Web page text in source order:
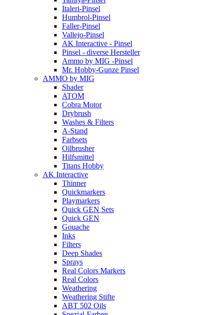
Italeri-Pinsel
Humbrol-Pinsel
Faller-Pinsel
Vallejo-Pinsel
AK Interactive - Pinsel
Pinsel - diverse Hersteller
Ammo by MIG -Pinsel
Mr. Hobby-Gunze Pinsel
AMMO by MIG
Shader
ATOM
Cobra Motor
Drybrush
Washes & Filters
A-Stand
Farbsets
Oilbrusher
Hilfsmittel
Titans Hobby
AK Interactive
Thinner
Quickmarkers
Playmarkers
Quick GEN Sets
Quick GEN
Gouache
Inks
Filters
Deep Shades
Sprays
Real Colors Markers
Real Colors
Weathering
Weathering Stifte
ABT 502 Oils